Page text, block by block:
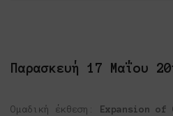
Παρασκευή 17 Μαΐου
Ομαδική έκθεση:
Expansion of